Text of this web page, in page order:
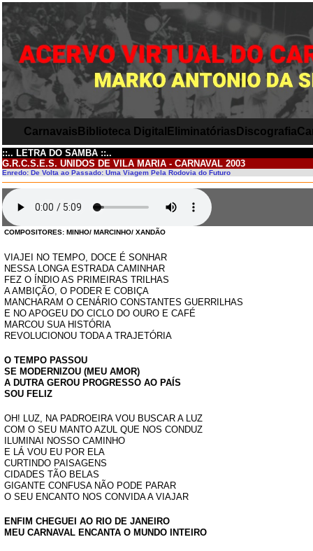
Carnavais Biblioteca Digital Eliminatórias Discografia
::.. LETRA DO SAMBA ::..
G.R.C.S.E.S. UNIDOS DE VILA MARIA - CARNAVAL 2003
Enredo: De Volta ao Passado: Uma Viagem Pela Rodovia do Futuro
COMPOSITORES: MINHO/ MARCINHO/ XANDÃO
VIAJEI NO TEMPO, DOCE É SONHAR
NESSA LONGA ESTRADA CAMINHAR
FEZ O ÍNDIO AS PRIMEIRAS TRILHAS
A AMBIÇÃO, O PODER E COBIÇA
MANCHARAM O CENÁRIO CONSTANTES GUERRILHAS
E NO APOGEU DO CICLO DO OURO E CAFÉ
MARCOU SUA HISTÓRIA
REVOLUCIONOU TODA A TRAJETÓRIA
O TEMPO PASSOU
SE MODERNIZOU (MEU AMOR)
A DUTRA GEROU PROGRESSO AO PAÍS
SOU FELIZ
OH! LUZ, NA PADROEIRA VOU BUSCAR A LUZ
COM O SEU MANTO AZUL QUE NOS CONDUZ
ILUMINAI NOSSO CAMINHO
E LÁ VOU EU POR ELA
CURTINDO PAISAGENS
CIDADES TÃO BELAS
GIGANTE CONFUSA NÃO PODE PARAR
O SEU ENCANTO NOS CONVIDA A VIAJAR
ENFIM CHEGUEI AO RIO DE JANEIRO
MEU CARNAVAL ENCANTA O MUNDO INTEIRO